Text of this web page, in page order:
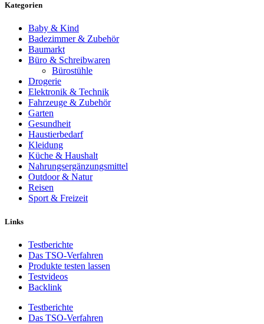
Kategorien
Baby & Kind
Badezimmer & Zubehör
Baumarkt
Büro & Schreibwaren
Bürostühle
Drogerie
Elektronik & Technik
Fahrzeuge & Zubehör
Garten
Gesundheit
Haustierbedarf
Kleidung
Küche & Haushalt
Nahrungsergänzungsmittel
Outdoor & Natur
Reisen
Sport & Freizeit
Links
Testberichte
Das TSO-Verfahren
Produkte testen lassen
Testvideos
Backlink
Testberichte
Das TSO-Verfahren